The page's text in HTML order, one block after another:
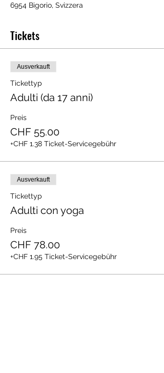
6954 Bigorio, Svizzera
Tickets
Ausverkauft
Tickettyp
Adulti (da 17 anni)
Preis
CHF 55.00
+CHF 1.38 Ticket-Servicegebühr
Ausverkauft
Tickettyp
Adulti con yoga
Preis
CHF 78.00
+CHF 1.95 Ticket-Servicegebühr